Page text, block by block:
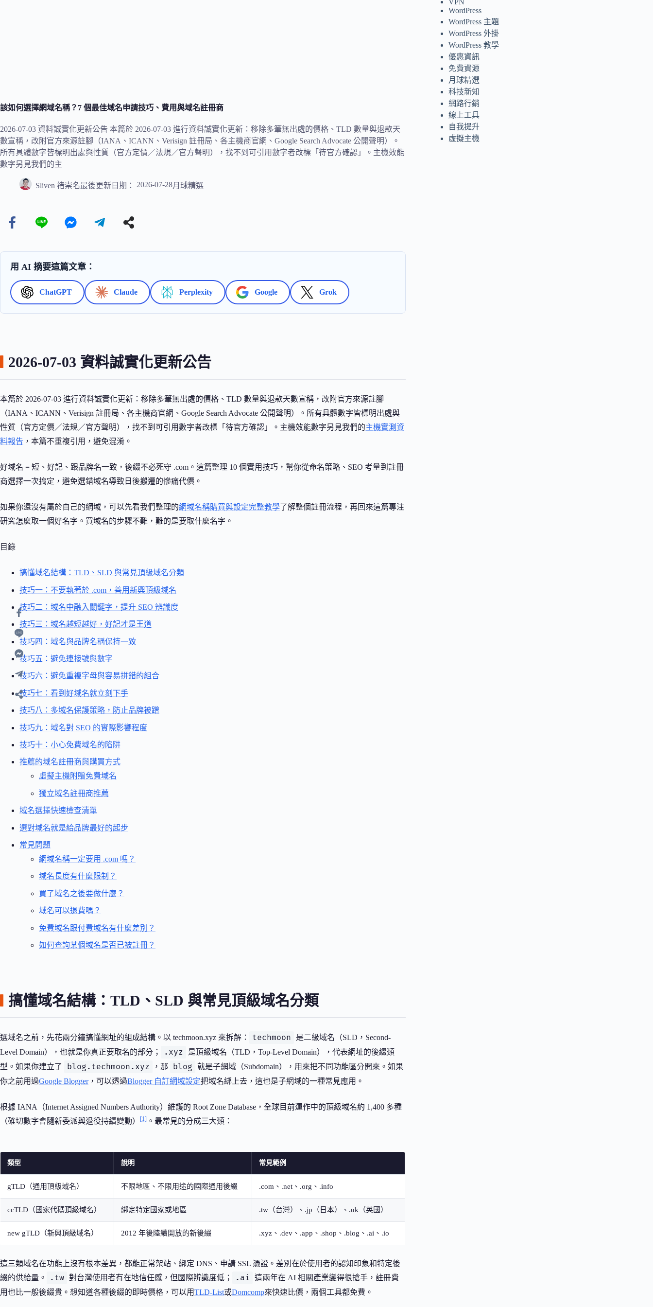
該如何選擇網域名稱？7 個最佳域名申請技巧、費用與域名註冊商
2026-07-03 資料誠實化更新公告 本篇於 2026-07-03 進行資料誠實化更新：移除多筆無出處的價格、TLD 數量與退款天
數宣稱，改附官方來源註腳（IANA、ICANN、Verisign 註冊局、各主機商官網、Google Search Advocate 公開聲明）。
所有具體數字皆標明出處與性質（官方定價／法規／官方聲明），找不到可引用數字者改標「待官方確認」。主機效能
數字另見我們的主
Sliven 褚崇名最後更新日期： 2026-07-28月球精選
用 AI 摘要這篇文章：
ChatGPT Claude Perplexity Google Grok
2026-07-03 資料誠實化更新公告
本篇於 2026-07-03 進行資料誠實化更新：移除多筆無出處的價格、TLD 數量與退款天數宣稱，改附官方來源註腳
（IANA、ICANN、Verisign 註冊局、各主機商官網、Google Search Advocate 公開聲明）。所有具體數字皆標明出處與
性質（官方定價／法規／官方聲明），找不到可引用數字者改標「待官方確認」。主機效能數字另見我們的主機實測資
料報告 ，本篇不重複引用，避免混淆。
好域名 = 短、好記、跟品牌名一致，後綴不必死守 .com。這篇整理 10 個實用技巧，幫你從命名策略、SEO 考量到註冊
商選擇一次搞定，避免選錯域名導致日後搬遷的慘痛代價。
如果你還沒有屬於自己的網域，可以先看我們整理的網域名稱購買與設定完整教學了解整個註冊流程，再回來這篇專注
研究怎麼取一個好名字。買域名的步驟不難，難的是要取什麼名字。
目錄
搞懂域名結構：TLD、SLD 與常見頂級域名分類
技巧一：不要執著於 .com，善用新興頂級域名
技巧二：域名中融入關鍵字，提升 SEO 辨識度
技巧三：域名越短越好，好記才是王道
技巧四：域名與品牌名稱保持一致
技巧五：避免連接號與數字
技巧六：避免重複字母與容易拼錯的組合
技巧七：看到好域名就立刻下手
技巧八：多域名保護策略，防止品牌被蹭
技巧九：域名對 SEO 的實際影響程度
技巧十：小心免費域名的陷阱
推薦的域名註冊商與購買方式
虛擬主機附贈免費域名
獨立域名註冊商推薦
域名選擇快速檢查清單
選對域名就是給品牌最好的起步
常見問題
網域名稱一定要用 .com 嗎？
域名長度有什麼限制？
買了域名之後要做什麼？
域名可以退費嗎？
免費域名跟付費域名有什麼差別？
如何查詢某個域名是否已被註冊？
搞懂域名結構：TLD、SLD 與常見頂級域名分類
選域名之前，先花兩分鐘搞懂網址的組成結構。以 techmoon.xyz 來拆解： techmoon
是二級域名（SLD，Second-
Level Domain），也就是你真正要取名的部分；
.xyz
是頂級域名（TLD，Top-Level Domain），代表網址的後綴類
型。如果你建立了
blog.techmoon.xyz ，那 blog
就是子網域（Subdomain），用來把不同功能區分開來。如果
你之前用過Google Blogger，可以透過Blogger 自訂網域設定把域名綁上去，這也是子網域的一種常見應用。
根據 IANA（Internet Assigned Numbers Authority）維護的 Root Zone Database，全球目前運作中的頂級域名約 1,400 多種
（確切數字會隨新委派與退役持續變動）
[1] 。最常見的分成三大類：
類型 說明 常見範例
gTLD（通用頂級域名） 不限地區、不限用途的國際通用後綴 .com、.net、.org、.info
ccTLD（國家代碼頂級域名） 綁定特定國家或地區 .tw（台灣）、.jp（日本）、.uk（英國）
new gTLD（新興頂級域名） 2012 年後陸續開放的新後綴 .xyz、.dev、.app、.shop、.blog、.ai、.io
這三類域名在功能上沒有根本差異，都能正常架站、綁定 DNS、申請 SSL 憑證。差別在於使用者的認知印象和特定後
綴的供給量。
.tw 對台灣使用者有在地信任感，但國際辨識度低； .ai
這兩年在 AI 相關產業變得很搶手，註冊費
用也比一般後綴貴。想知道各種後綴的即時價格，可以用TLD-List或Domcomp來快速比價，兩個工具都免費。
WordPress
WordPress 主題
WordPress 外掛
WordPress 教學
優惠資訊
免費資源
月球精選
科技新知
網路行銷
線上工具
自我提升
虛擬主機